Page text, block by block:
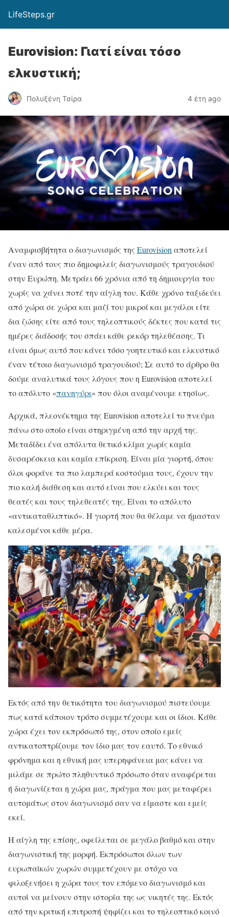
LifeSteps.gr
Eurovision: Γιατί είναι τόσο
ελκυστική;
Πολυξένη Τσίρα 4 έτη ago
Αναμφισβήτητα ο διαγωνισμός της Eurovision αποτελεί
έναν από τους πιο δημοφιλείς διαγωνισμούς τραγουδιού
στην Ευρώπη. Μετράει 66 χρόνια από τη δημιουργία του
χωρίς να χάνει ποτέ την αίγλη του. Κάθε χρόνο ταξιδεύει
από χώρα σε χώρα και μαζί του μικροί και μεγάλοι είτε
δια ζώσης είτε από τους τηλεοπτικούς δέκτες που κατά τις
ημέρες διάδοσής του σπάει κάθε ρεκόρ τηλεθέασης. Τι
είναι όμως αυτό που κάνει τόσο γοητευτικό και ελκυστικό
έναν τέτοιο διαγωνισμό τραγουδιού; Σε αυτό το άρθρο θα
δούμε αναλυτικά τους λόγους που η Eurovision αποτελεί
το απόλυτο «πανηγύρι» που όλοι αναμένουμε ετησίως.
Αρχικά, πλεονέκτημα της Eurovision αποτελεί το πνεύμα
πάνω στο οποίο είναι στηριγμένη από την αρχή της.
Μεταδίδει ένα απόλυτα θετικό κλίμα χωρίς καμία
δυσαρέσκεια και καμία επίκριση. Είναι μία γιορτή, όπου
όλοι φοράνε τα πιο λαμπερά κοστούμια τους, έχουν την
πιο καλή διάθεση και αυτό είναι που ελκύει και τους
θεατές και τους τηλεθεατές της. Είναι το απόλυτο
«αντικαταθλιπτικό». Η γιορτή που θα θέλαμε να ήμασταν
καλεσμένοι κάθε μέρα.
Εκτός από την θετικότητα του διαγωνισμού πιστεύουμε
πως κατά κάποιον τρόπο συμμετέχουμε και οι ίδιοι. Κάθε
χώρα έχει τον εκπρόσωπό της, στον οποίο εμείς
αντικατοπτρίζουμε τον ίδιο μας τον εαυτό. Το εθνικό
φρόνημα και η εθνική μας υπερηφάνεια μας κάνει να
μιλάμε σε πρώτο πληθυντικό πρόσωπο όταν αναφέρεται
ή διαγωνίζεται η χώρα μας, πράγμα που μας μεταφέρει
αυτομάτως στον διαγωνισμό σαν να είμαστε και εμείς
εκεί.
Η αίγλη της επίσης, οφείλεται σε μεγάλο βαθμό και στην
διαγωνιστική της μορφή. Εκπρόσωποι όλων των
ευρωπαϊκών χωρών συμμετέχουν με στόχο να
φιλοξενήσει η χώρα τους τον επόμενο διαγωνισμό και
αυτοί να μείνουν στην ιστορία της ως νικητές της. Εκτός
από την κριτική επιτροπή ψηφίζει και το τηλεοπτικό κοινό